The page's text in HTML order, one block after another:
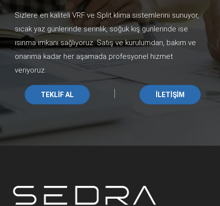
Sizlere en kaliteli VRF ve Split klima sistemlerini sunuyor,
sıcak yaz günlerinde serinlik, soğuk kış günlerinde ise
ısınma imkanı sağlıyoruz. Satış ve kurulumdan, bakım ve
onarıma kadar her aşamada profesyonel hizmet
veriyoruz.
TEKLİF AL | İLETİŞİM